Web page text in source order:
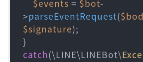
$events = $bot-
>parseEventRequest(
$signature);
catch(\LINE\LINEBot\